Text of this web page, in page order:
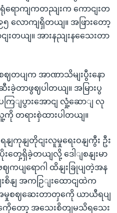
ရောကျကတညျးက ကောငျးတ
၅ လောကျရှိတယျ။ အဖြားတော့
းတယျ။ အားနညျးနသေေးတာ
ဈတပျက အာဏာသိမျးပွီးနော
ဆီးခဲ့တာဖွဈပါတယျ။ အမြားပွ
ကြျပွားအောငျ လှုံ့ဆောျ လု
သူ့ကို တရားစှဲထားပါတယျ။
ကုနျတိုငျးလူမှုရေးဝနျကွီး ဦး
တှေ့ရှိခဲ့တယျလို့ ဒေါျစနျးမာ
ပျရောဂါ ထိနျးခြုပျတဲ့အန
စိနျ အကဉြျးထောငျထဲက
မှုစဈဆေးတာတှကေို ယာယီရပျ
ေိုတော့ အသေးစိတျမသိရသေး